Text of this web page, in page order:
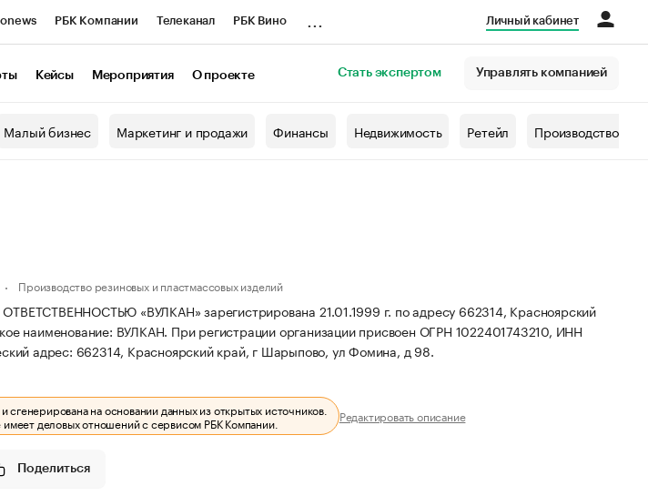
РБК Компании Телеканал РБК Вино Личный кабинет
Кейсы Мероприятия О проекте Стать экспертом Управлять компанией
Малый бизнес Маркетинг и продажи Финансы Недвижимость Ретейл Производство
Производство резиновых и пластмассовых изделий
«ВУЛКАН» зарегистрирована 21.01.1999 г. по адресу 662314, Красноярский
наименование: ВУЛКАН. При регистрации организации присвоен ОГРН 1022401743210, ИНН
адрес: 662314, Красноярский край, г Шарыпово, ул Фомина, д 98.
на основании данных из открытых источников.
имеет деловых отношений с сервисом РБК Компании. Редактировать описание
Поделиться